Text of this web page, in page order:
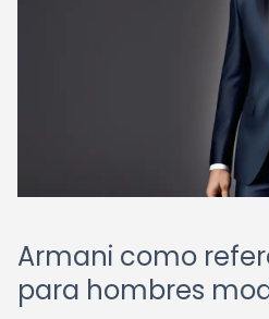
Armani como
para hombres